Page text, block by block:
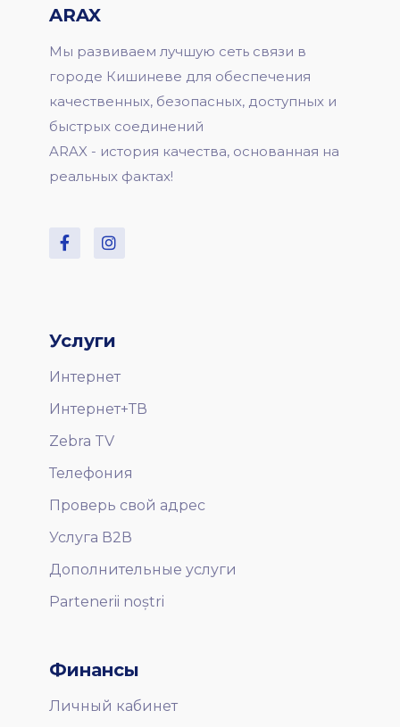
ARAX
Мы развиваем лучшую сеть связи в
городе Кишиневе для обеспечения
качественных, безопасных, доступных и
быстрых соединений
ARAX - история качества, основанная на
реальных фактах!
Услуги
Интернет
Интернет+ТВ
Zebra TV
Телефония
Проверь свой адрес
Услуга В2В
Дополнительные услуги
Partenerii noștri
Финансы
Личный кабинет